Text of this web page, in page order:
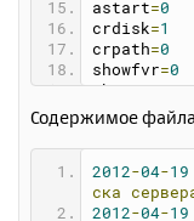
astart=0
crdisk=1
crpath=0
showfvr=0
showprogs=
clearlogs =1
nopromo
hdomains=0
balloon=1
favorite=0
showswitch
Содержимое
2012-04-19
ска
2012-04-19